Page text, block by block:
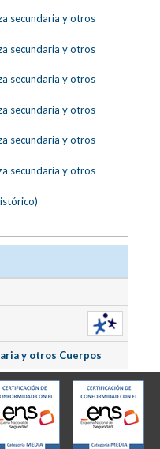
secundaria y otros
secundaria y otros
secundaria y otros
secundaria y otros
secundaria y otros
secundaria y otros
y otros Cuerpos